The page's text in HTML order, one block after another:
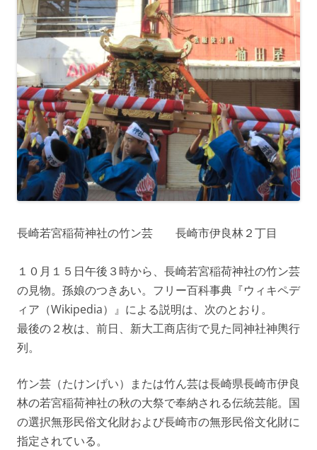
長崎若宮稲荷神社の竹ン芸 長崎市伊良林２丁目
１０月１５日午後３時から、長崎若宮稲荷神社の竹ン芸
の見物。孫娘のつきあい。フリー百科事典『ウィキペデ
ィア（Wikipedia）』による説明は、次のとおり。
最後の２枚は、前日、新大工商店街で見た同神社神輿行
列。
竹ン芸（たけンげい）または竹ん芸は長崎県長崎市伊良
林の若宮稲荷神社の秋の大祭で奉納される伝統芸能。国
の選択無形民俗文化財および長崎市の無形民俗文化財に
指定されている。